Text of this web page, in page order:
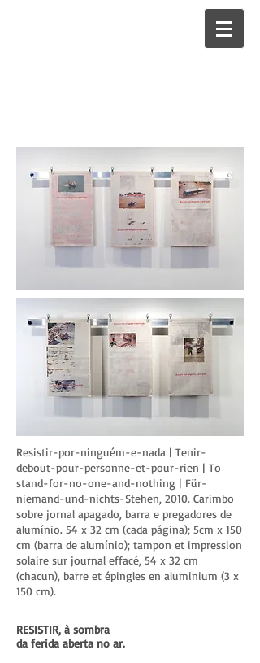
Resistir-por-ninguém-e-nada | Tenir-
debout-pour-personne-et-pour-rien | To
stand-for-no-one-and-nothing | Für-
niemand-und-nichts-Stehen, 2010. Carimbo
sobre jornal apagado, barra e pregadores de
alumínio. 54 x 32 cm (cada página); 5cm x 150
cm (barra de alumínio); tampon et impression
solaire sur journal effacé, 54 x 32 cm
(chacun), barre et épingles en aluminium (3 x
150 cm).
RESISTIR, à sombra
da ferida aberta no ar.